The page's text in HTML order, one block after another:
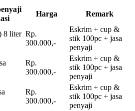
Harga Remark
8 liter Rp.
300.000,-
Eskrim + cup &
stik 100pc + jasa
penyaji
Rp.
300.000,-
Eskrim + cup &
stik 100pc + jasa
penyaji
Rp.
300.000,-
Eskrim + cup &
stik 100pc + jasa
penyaji